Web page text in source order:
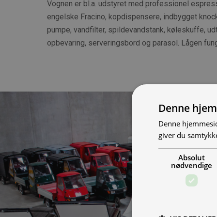
Vognen er bl.a. udstyret med professionel
engelske Fracino, kopdispensere, indbygget
pumpe, vandfilter, spildevandstank, køleskuffe,
opbevaring, serveringsbord og parasol. Lågen
Denne
Denne
giver du
Absolut
nødvendige